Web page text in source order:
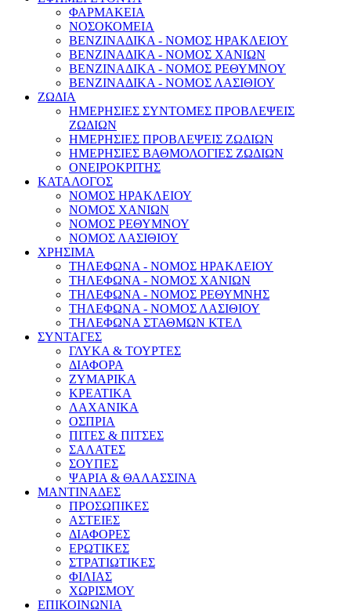
ΦΑΡΜΑΚΕΙΑ
ΝΟΣΟΚΟΜΕΙΑ
ΒΕΝΖΙΝΑΔΙΚΑ - ΝΟΜΟΣ ΗΡΑΚΛΕΙΟΥ
ΒΕΝΖΙΝΑΔΙΚΑ - ΝΟΜΟΣ ΧΑΝΙΩΝ
ΒΕΝΖΙΝΑΔΙΚΑ - ΝΟΜΟΣ ΡΕΘΥΜΝΟΥ
ΒΕΝΖΙΝΑΔΙΚΑ - ΝΟΜΟΣ ΛΑΣΙΘΙΟΥ
ΖΩΔΙΑ
ΗΜΕΡΗΣΙΕΣ ΣΥΝΤΟΜΕΣ ΠΡΟΒΛΕΨΕΙΣ
ΖΩΔΙΩΝ
ΗΜΕΡΗΣΙΕΣ ΠΡΟΒΛΕΨΕΙΣ ΖΩΔΙΩΝ
ΗΜΕΡΗΣΙΕΣ ΒΑΘΜΟΛΟΓΙΕΣ ΖΩΔΙΩΝ
ΟΝΕΙΡΟΚΡΙΤΗΣ
ΚΑΤΑΛΟΓΟΣ
ΝΟΜΟΣ ΗΡΑΚΛΕΙΟΥ
ΝΟΜΟΣ ΧΑΝΙΩΝ
ΝΟΜΟΣ ΡΕΘΥΜΝΟΥ
ΝΟΜΟΣ ΛΑΣΙΘΙΟΥ
ΧΡΗΣΙΜΑ
ΤΗΛΕΦΩΝΑ - ΝΟΜΟΣ ΗΡΑΚΛΕΙΟΥ
ΤΗΛΕΦΩΝΑ - ΝΟΜΟΣ ΧΑΝΙΩΝ
ΤΗΛΕΦΩΝΑ - ΝΟΜΟΣ ΡΕΘΥΜΝΗΣ
ΤΗΛΕΦΩΝΑ - ΝΟΜΟΣ ΛΑΣΙΘΙΟΥ
ΤΗΛΕΦΩΝΑ ΣΤΑΘΜΩΝ ΚΤΕΛ
ΣΥΝΤΑΓΕΣ
ΓΛΥΚΑ & ΤΟΥΡΤΕΣ
ΔΙΑΦΟΡΑ
ΖΥΜΑΡΙΚΑ
ΚΡΕΑΤΙΚΑ
ΛΑΧΑΝΙΚΑ
ΟΣΠΡΙΑ
ΠΙΤΕΣ & ΠΙΤΣΕΣ
ΣΑΛΑΤΕΣ
ΣΟΥΠΕΣ
ΨΑΡΙΑ & ΘΑΛΑΣΣΙΝΑ
ΜΑΝΤΙΝΑΔΕΣ
ΠΡΟΣΩΠΙΚΕΣ
ΑΣΤΕΙΕΣ
ΔΙΑΦΟΡΕΣ
ΕΡΩΤΙΚΕΣ
ΣΤΡΑΤΙΩΤΙΚΕΣ
ΦΙΛΙΑΣ
ΧΩΡΙΣΜΟΥ
ΕΠΙΚΟΙΝΩΝΙΑ